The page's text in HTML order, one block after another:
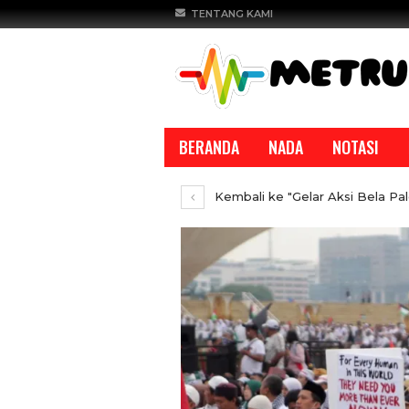
TENTANG KAMI
BERANDA NADA NOTASI
Kembali ke "Gelar Aksi Bela
REPORTASE